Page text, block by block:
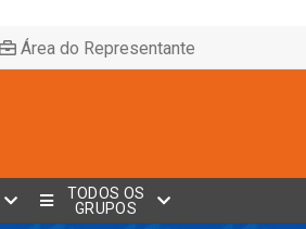
Área do Representante
TODOS OS
GRUPOS